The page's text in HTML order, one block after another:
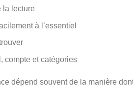
la lecture
à l’essentiel
compte et catégories
dépend souvent de la manière